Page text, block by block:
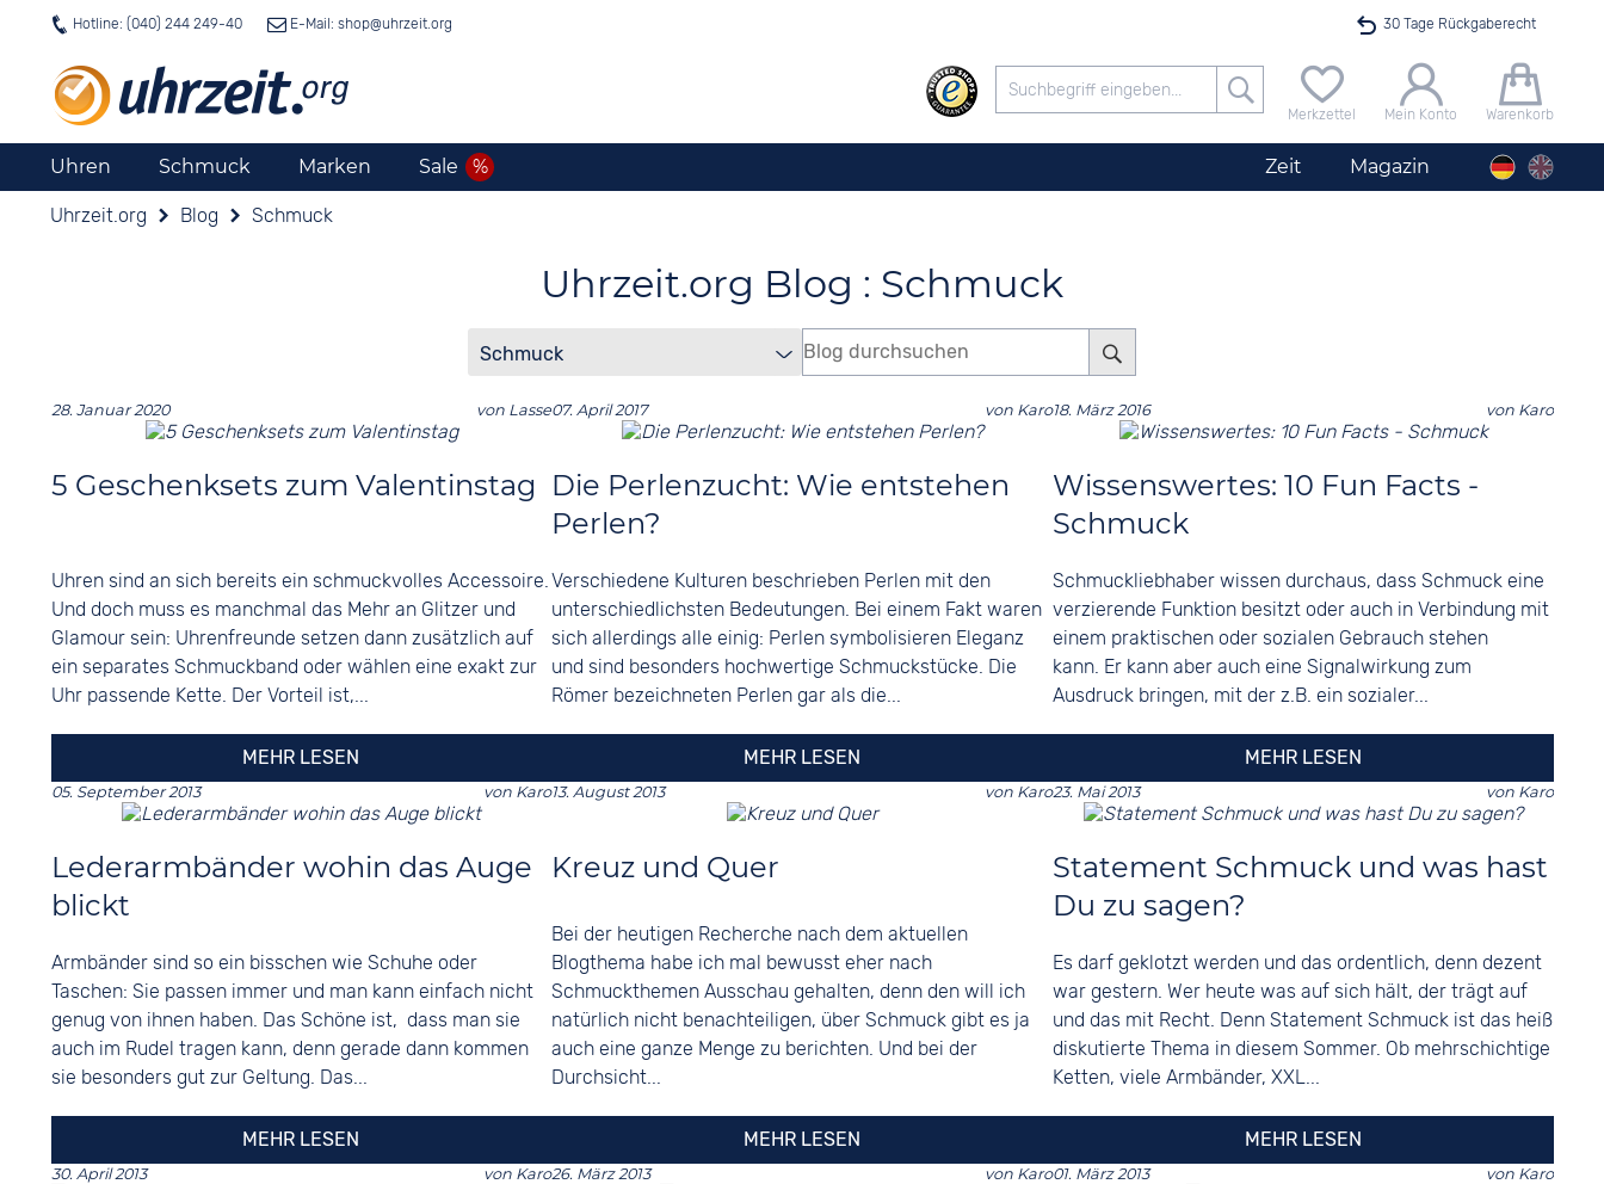
Hotline: (040) 244 249-40 E-Mail: shop@uhrzeit.org 30 Tage Rückgaberecht
Versandkostenfrei ab 40 €
24h Expresslieferung
100 Tage Niedrigpreisgarantie
Merkzettel Mein Konto Warenkorb
Uhren Schmuck Marken Sale Zeit Magazin
Uhrzeit.org Blog Schmuck
Uhrzeit.org Blog : Schmuck
28. Januar 2020 von Lasse
5 Geschenksets zum Valentinstag
Uhren sind an sich bereits ein schmuckvolles Accessoire.
Und doch muss es manchmal das Mehr an Glitzer und
Glamour sein: Uhrenfreunde setzen dann zusätzlich auf
ein separates Schmuckband oder wählen eine exakt zur
Uhr passende Kette. Der Vorteil ist,...
MEHR LESEN
07. April 2017 von Karo
Die Perlenzucht: Wie entstehen
Perlen?
Verschiedene Kulturen beschrieben Perlen mit den
unterschiedlichsten Bedeutungen. Bei einem Fakt waren
sich allerdings alle einig: Perlen symbolisieren Eleganz
und sind besonders hochwertige Schmuckstücke. Die
Römer bezeichneten Perlen gar als die...
MEHR LESEN
18. März 2016 von Karo
Wissenswertes: 10 Fun Facts -
Schmuck
Schmuckliebhaber wissen durchaus, dass Schmuck eine
verzierende Funktion besitzt oder auch in Verbindung mit
einem praktischen oder sozialen Gebrauch stehen
kann. Er kann aber auch eine Signalwirkung zum
Ausdruck bringen, mit der z.B. ein sozialer...
MEHR LESEN
05. September 2013 von Karo
Lederarmbänder wohin das Auge
blickt
Armbänder sind so ein bisschen wie Schuhe oder
Taschen: Sie passen immer und man kann einfach nicht
genug von ihnen haben. Das Schöne ist, dass man sie
auch im Rudel tragen kann, denn gerade dann kommen
sie besonders gut zur Geltung. Das...
MEHR LESEN
13. August 2013 von Karo
Kreuz und Quer
Bei der heutigen Recherche nach dem aktuellen
Blogthema habe ich mal bewusst eher nach
Schmuckthemen Ausschau gehalten, denn den will ich
natürlich nicht benachteiligen, über Schmuck gibt es ja
auch eine ganze Menge zu berichten. Und bei der
Durchsicht...
MEHR LESEN
23. Mai 2013 von Karo
Statement Schmuck und was hast
Du zu sagen?
Es darf geklotzt werden und das ordentlich, denn dezent
war gestern. Wer heute was auf sich hält, der trägt auf
und das mit Recht. Denn Statement Schmuck ist das heiß
diskutierte Thema in diesem Sommer. Ob mehrschichtige
Ketten, viele Armbänder, XXL...
MEHR LESEN
30. April 2013 von Karo26. März 2013 von Karo01. März 2013 von Karo